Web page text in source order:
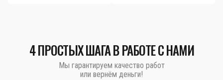
4 ПРОСТЫХ ШАГА В РАБОТЕ С НАМИ
Мы гарантируем качество работ
или вернём деньги!